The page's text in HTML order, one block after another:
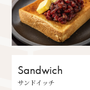
Sandwich
サンドイッチ